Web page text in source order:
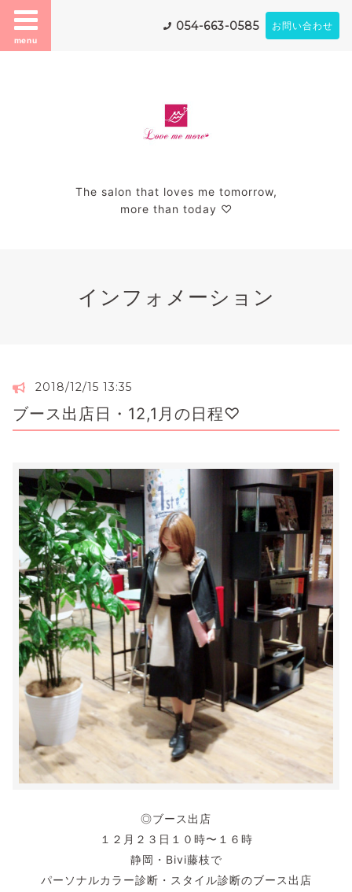
menu
054-663-0585 お問い合わせ
The salon that loves me tomorrow,
more than today ♡
インフォメーション
2018/12/15 13:35
ブース出店日・12,1月の日程♡
◎ブース出店
１２月２３日１０時〜１６時
静岡・Bivi藤枝で
パーソナルカラー診断・スタイル診断のブース出店